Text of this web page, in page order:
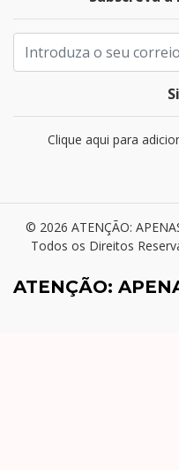
Clique aqui para
© 2026 ATENÇÃO:
Todos os Direitos
ATENÇÃO: